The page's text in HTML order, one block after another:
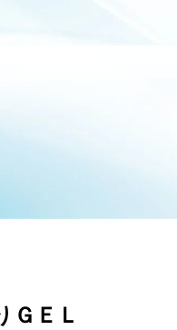
ＧＥＬ